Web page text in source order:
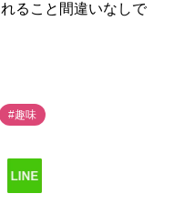
ること間違いなしで
#趣味